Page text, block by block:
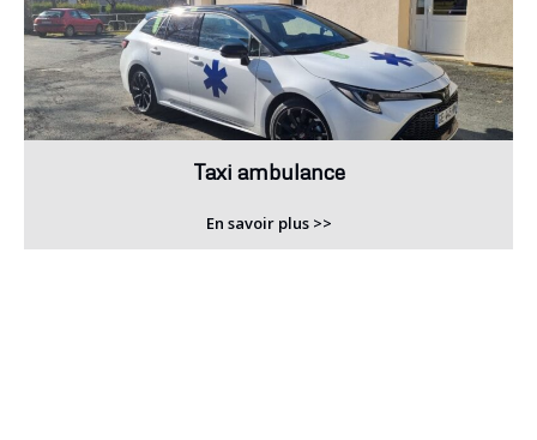
Taxi ambulance
En savoir plus >>